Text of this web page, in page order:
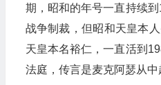
期，昭和的年号一直持续
战争制裁，但昭和天皇本
天皇本名裕仁，一直活到
法庭，传言是麦克阿瑟从中